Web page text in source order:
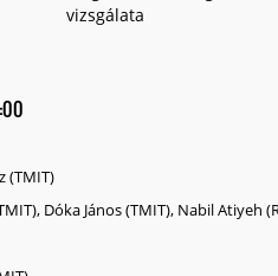
vizsgálata
(TMIT)
Dóka János (TMIT), Nabil Atiyeh